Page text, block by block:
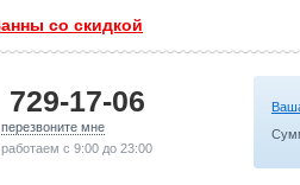
со скидкой
729-17-06
перезвоните мне
работаем с 9:00 до 23:00